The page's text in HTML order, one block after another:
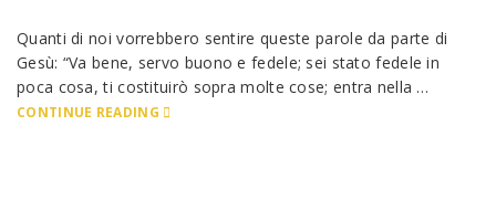
Quanti di noi vorrebbero sentire queste parole da parte di
Gesù: “Va bene, servo buono e fedele; sei stato fedele in
poca cosa, ti costituirò sopra molte cose; entra nella …
CONTINUE READING